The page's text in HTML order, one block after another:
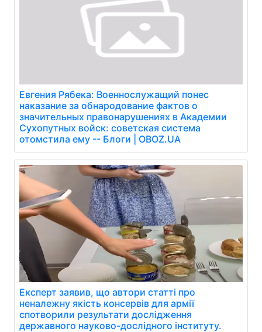
Евгения Рябека: Военнослужащий понес
наказание за обнародование фактов о
значительных правонарушениях в Академии
Сухопутных войск: советская система
отомстила ему -- Блоги | OBOZ.UA
Експерт заявив, що автори статті про
неналежну якість консервів для армії
спотворили результати дослідження
державного науково-дослідного інституту.